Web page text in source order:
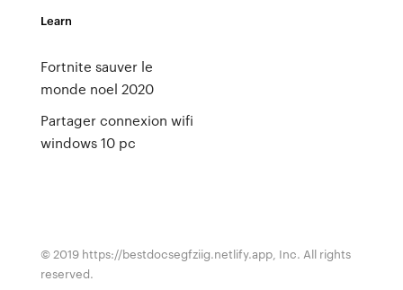
Learn
Fortnite sauver le
monde noel 2020
Partager connexion wifi
windows 10 pc
© 2019 https://bestdocsegfziig.netlify.app, Inc. All rights
reserved.